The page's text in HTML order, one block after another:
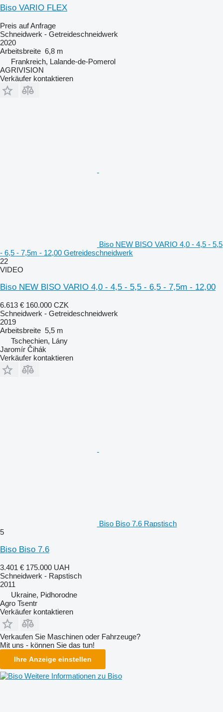
Biso VARIO FLEX
Preis auf Anfrage
Schneidwerk - Getreideschneidwerk
2020
Arbeitsbreite 6,8 m
Frankreich, Lalande-de-Pomerol
AGRIVISION
Verkäufer kontaktieren
Biso NEW BISO VARIO 4,0 - 4,5 - 5,5
- 6,5 - 7,5m - 12,00 Getreideschneidwerk
22
VIDEO
Biso NEW BISO VARIO 4,0 - 4,5 - 5,5 - 6,5 - 7,5m - 12,00
6.613 € 160.000 CZK
Schneidwerk - Getreideschneidwerk
2019
Arbeitsbreite 5,5 m
Tschechien, Lány
Jaromír Čihák
Verkäufer kontaktieren
Biso Biso 7.6 Rapstisch
5
Biso Biso 7.6
3.401 € 175.000 UAH
Schneidwerk - Rapstisch
2011
Ukraine, Pidhorodne
Agro Tsentr
Verkäufer kontaktieren
Verkaufen Sie Maschinen oder Fahrzeuge?
Mit uns - können Sie das tun!
Ihre Anzeige einstellen
Weitere Informationen zu Biso